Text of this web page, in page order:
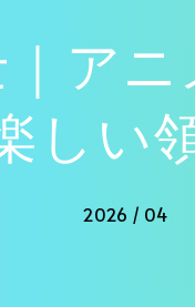
ア
しい
2026 / 04